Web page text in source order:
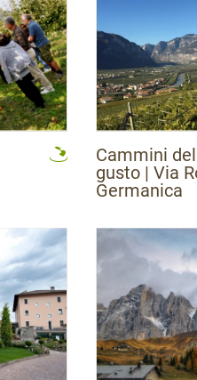
Cammini del
gusto | Via
Germanica